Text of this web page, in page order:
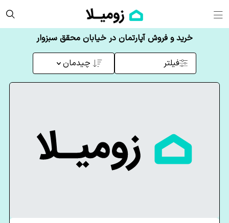
خرید و فروش آپارتمان در خیابان محقق سبزوار
فیلتر چیدمان